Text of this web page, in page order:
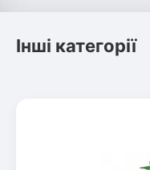
Інші категорії